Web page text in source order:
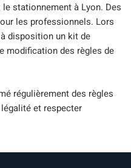
stationnement à Lyon. Des
les professionnels. Lors
disposition un kit de
modification des règles de
régulièrement des règles
et respecter